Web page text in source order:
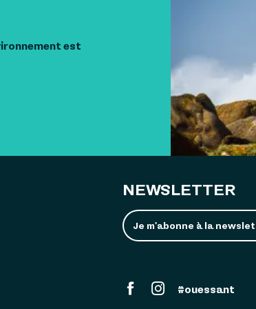
est
NEWSLETTER
Je m'abonne à la
#ouessant